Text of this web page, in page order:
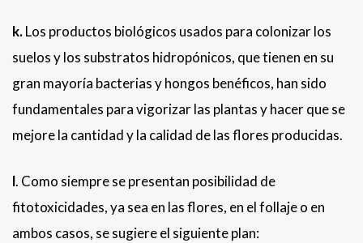
k.Los productos biológicos usados para colonizar los
suelos y los substratos hidropónicos, que tienen en su
gran mayoría bacterias y hongos benéficos, han sido
fundamentales para vigorizar las plantas y hacer que se
mejore la cantidad y la calidad de las flores producidas.
l. Como siempre se presentan posibilidad de
fitotoxicidades, ya sea en las flores, en el follaje o en
ambos casos, se sugiere el siguiente plan: